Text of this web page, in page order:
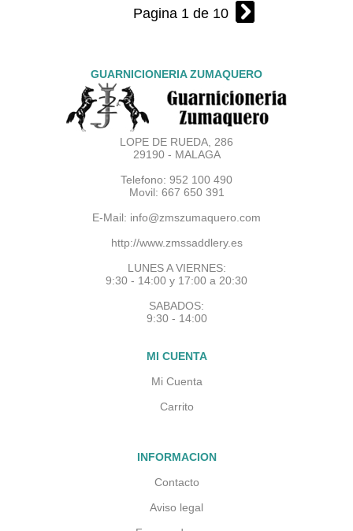
Pagina 1 de 10
GUARNICIONERIA ZUMAQUERO
LOPE DE RUEDA, 286
29190 - MALAGA
Telefono: 952 100 490
Movil: 667 650 391
E-Mail: info@zmszumaquero.com
http://www.zmssaddlery.es
LUNES A VIERNES:
9:30 - 14:00 y 17:00 a 20:30
SABADOS:
9:30 - 14:00
MI CUENTA
Mi Cuenta
Carrito
INFORMACION
Contacto
Aviso legal